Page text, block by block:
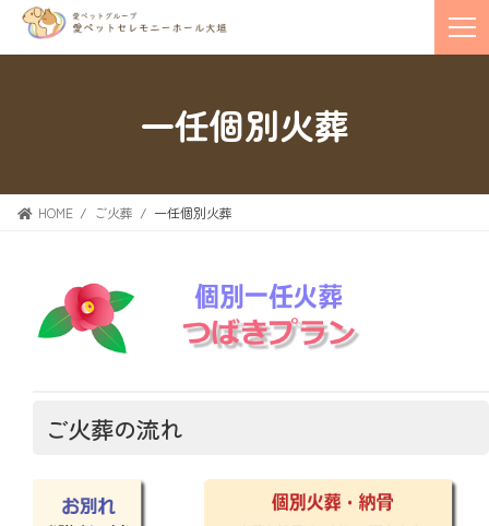
一任個別火葬
HOME ご火葬 一任個別火葬
ご火葬の流れ